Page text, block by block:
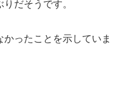
だそうです。
ったことを示していま